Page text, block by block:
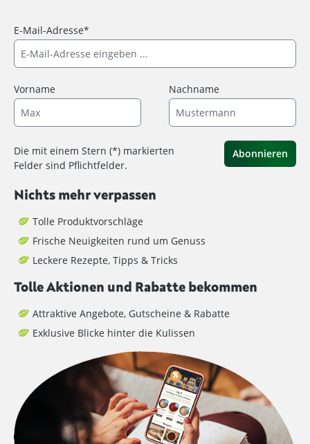
E-Mail-Adresse*
Vorname Nachname
Die mit einem Stern (*) markierten
Felder sind Pflichtfelder.
Abonnieren
Nichts mehr verpassen
Tolle Produktvorschläge
Frische Neuigkeiten rund um Genuss
Leckere Rezepte, Tipps & Tricks
Tolle Aktionen und Rabatte bekommen
Attraktive Angebote, Gutscheine & Rabatte
Exklusive Blicke hinter die Kulissen